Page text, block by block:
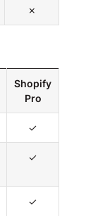
✗
Shopify
Pro
✓
✓
✓